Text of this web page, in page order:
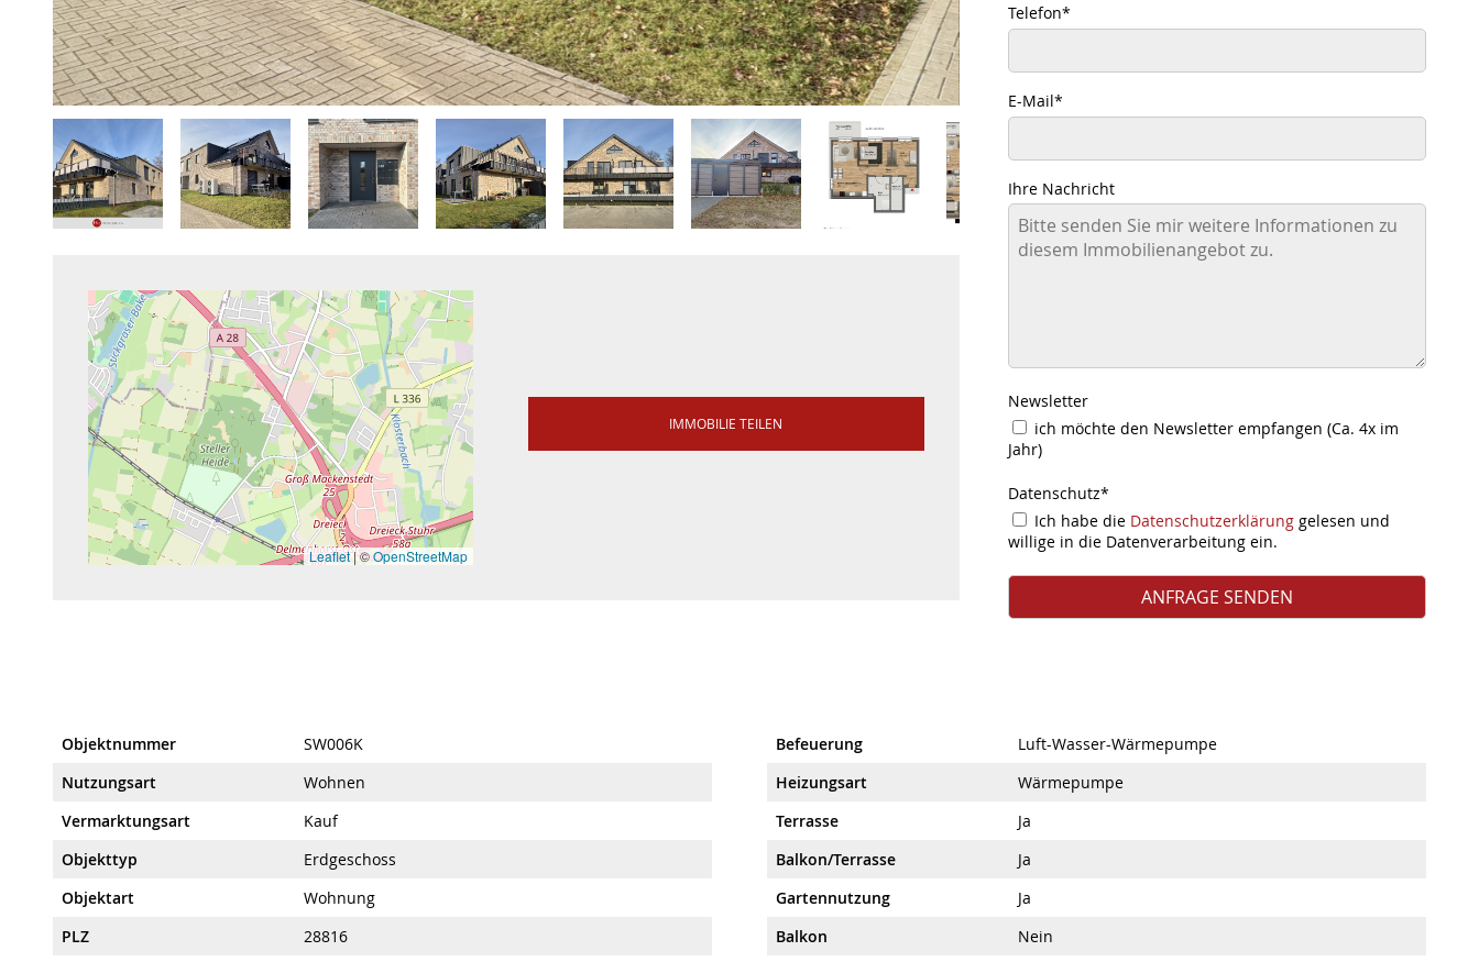
Leaflet|©OpenStreetMap
IMMOBILIE TEILEN
Telefon*
E-Mail*
Ihre Nachricht
Newsletter
ich möchte den Newsletter empfangen (Ca. 4x im
Jahr)
Datenschutz*
Ich habe die Datenschutzerklärung gelesen und
willige in die Datenverarbeitung ein.
Objektnummer
SW006K
Nutzungsart
Wohnen
Vermarktungsart
Kauf
Objekttyp
Erdgeschoss
Objektart
Wohnung
PLZ
28816
Befeuerung
Luft-Wasser-Wärmepumpe
Heizungsart
Wärmepumpe
Terrasse
Ja
Balkon/Terrasse
Ja
Gartennutzung
Ja
Balkon
Nein